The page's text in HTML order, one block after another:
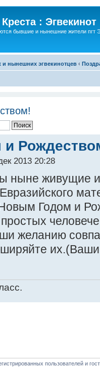
: Эгвекинот
бывшие и нынешние жители пгт
нынешних эгвекинотцев ‹
2013 20:28
ныне живущие
Годом и
желанию
пользователей и